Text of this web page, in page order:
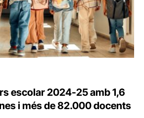
escolar 2024-25 amb 1,6
i més de 82.000 docents